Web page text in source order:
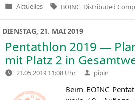
Veröffentlicht
Aktuelles Tags:
BOINC Distributed
DIENSTAG, 21. MAI 2019
Pentathlon 2019 —
mit Platz 2 in
21.05.2019 11:08 Uhr Verfasst
von
pipin
Beim BOINC